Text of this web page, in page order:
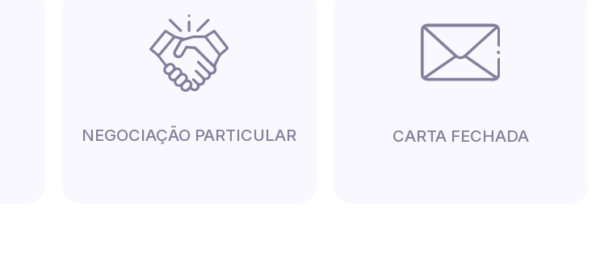
NEGOCIAÇÃO PARTICULAR CARTA FECHADA